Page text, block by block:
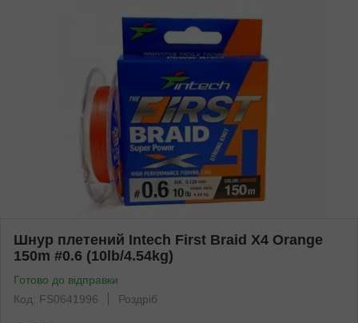
Шнур плетений Intech First Braid X4 Orange
150m #0.6 (10lb/4.54kg)
Готово до відправки
Код: FS0641996
Роздріб